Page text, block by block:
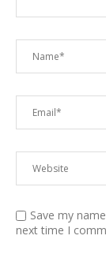
Save my
next time I